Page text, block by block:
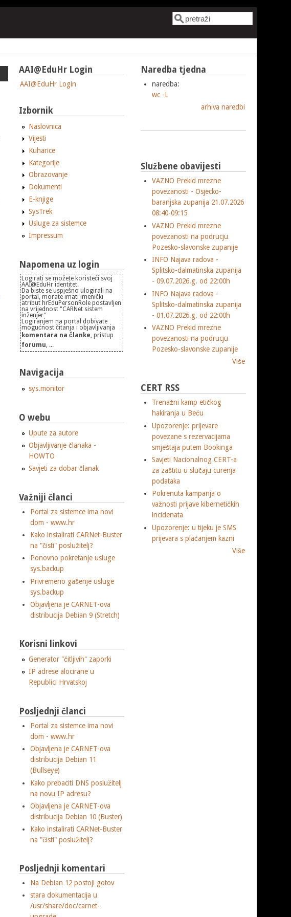
Obrazac pretrage
Pretraga
AAI@EduHr Login
AAI@EduHr Login
Izbornik
Naslovnica
Vijesti
Kuharice
Kategorije
Obrazovanje
Dokumenti
E-knjige
SysTrek
Usluge za sistemce
Impressum
Napomena uz login
Logirati se možete koristeći svoj
AAI@EduHr identitet.
Da biste se uspješno ulogirali na
portal, morate imati imenički
atribut hrEduPersonRole postavljen
na vrijednost "CARNet sistem
inženjer"
Logiranjem na portal dobivate
mogućnost čitanja i objavljivanja
komentara na članke, pristup
forumu, ...
Navigacija
sys.monitor
O webu
Upute za autore
Objavljivanje članaka -
HOWTO
Savjeti za dobar članak
Važniji članci
Portal za sistemce ima novi
dom - www.hr
Kako instalirati CARNet-Buster
na "čisti" poslužitelj?
Ponovno pokretanje usluge
sys.backup
Privremeno gašenje usluge
sys.backup
Objavljena je CARNET-ova
distribucija Debian 9 (Stretch)
Korisni linkovi
Generator "čitljivih" zaporki
IP adrese alocirane u
Republici Hrvatskoj
Posljednji članci
Portal za sistemce ima novi
dom - www.hr
Objavljena je CARNET-ova
distribucija Debian 11
(Bullseye)
Kako prebaciti DNS poslužitelj
na novu IP adresu?
Objavljena je CARNET-ova
distribucija Debian 10 (Buster)
Kako instalirati CARNet-Buster
na "čisti" poslužitelj?
Posljednji komentari
Na Debian 12 postoji gotov
stara dokumentacija u
/usr/share/doc/carnet-
Naredba tjedna
naredba:
wc -L
arhiva naredbi
Službene obavijesti
VAZNO Prekid mrezne
povezanosti - Osjecko-
baranjska zupanija 21.07.2026
08:40-09:15
VAZNO Prekid mrezne
povezanosti na podrucju
Pozesko-slavonske zupanije
INFO Najava radova -
Splitsko-dalmatinska zupanija
- 09.07.2026.g. od 22:00h
INFO Najava radova -
Splitsko-dalmatinska zupanija
- 01.07.2026.g. od 22:00h
VAZNO Prekid mrezne
povezanosti na podrucju
Pozesko-slavonske zupanije
Više
CERT RSS
Trenažni kamp etičkog
hakiranja u Beču
Upozorenje: prijevare
povezane s rezervacijama
smještaja putem Bookinga
Savjeti Nacionalnog CERT-a
za zaštitu u slučaju curenja
podataka
Pokrenuta kampanja o
važnosti prijave kibernetičkih
incidenata
Upozorenje: u tijeku je SMS
prijevara s plaćanjem kazni
Više